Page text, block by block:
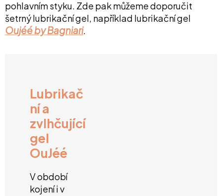
pohlavním styku. Zde pak můžeme doporučit
šetrný lubrikační gel, například lubrikační gel
Oujéé by Bagniari.
Lubrikač
ní a
zvlhčující
gel
OuJéé
V období
kojení i v